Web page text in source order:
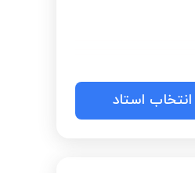
انتخاب استاد